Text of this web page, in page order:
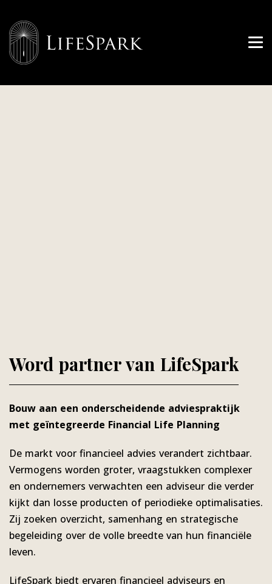
Word partner van LifeSpark
Bouw aan een onderscheidende adviespraktijk
met geïntegreerde Financial Life Planning
De markt voor financieel advies verandert zichtbaar.
Vermogens worden groter, vraagstukken complexer
en ondernemers verwachten een adviseur die verder
kijkt dan losse producten of periodieke optimalisaties.
Zij zoeken overzicht, samenhang en strategische
begeleiding over de volle breedte van hun financiële
leven.
LifeSpark biedt ervaren financieel adviseurs en